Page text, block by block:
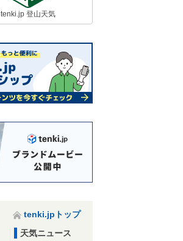
tenki.jp 登山天気
tenki.jpトップ
天気ニュース